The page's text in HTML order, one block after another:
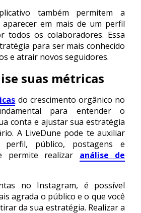
também permitem a
aparecer em mais de um perfil
todos os colaboradores. Essa
para ser mais conhecido
e atrair novos seguidores.
suas métricas
do crescimento orgânico no
para entender o
conta e ajustar sua estratégia
A LiveDune pode te auxiliar
público, postagens e
permite realizar análise de
no Instagram, é possível
agrada o público e o que você
da sua estratégia. Realizar a